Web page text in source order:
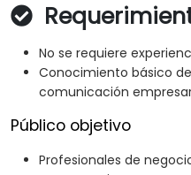
No se requiere
Conocimiento básico
comunicación
Público objetivo
Profesionales de